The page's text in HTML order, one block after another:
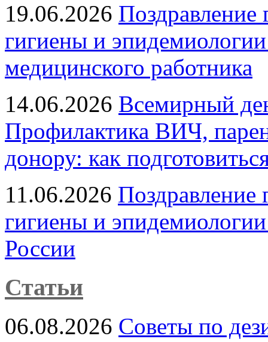
19.06.2026 Поздравление
гигиены и
медицинского работника
14.06.2026 Всемирный
Профилактика ВИЧ,
донору: как
11.06.2026 Поздравление
гигиены и
России
Статьи
06.08.2026 Советы по